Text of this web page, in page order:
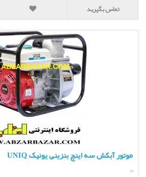
تماس بگیرید
موتور آبکش سه اینچ بنزینی یونیک UNIQ
..